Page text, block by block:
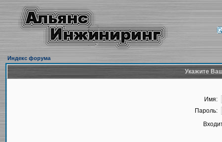
Индекс форума
Укажите
Имя:
Пароль: